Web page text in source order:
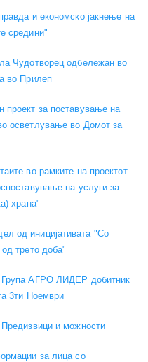
и економско јакнење на
средини"
Чудотворец одбележан во
во Прилеп
проект за поставување на
осветлување во Домот за
во рамките на проектот
на услуги за
храна"
од иницијативата "Со
трето доба"
Група АГРО ЛИДЕР добитник
3ти Ноември
и можности
за лица со